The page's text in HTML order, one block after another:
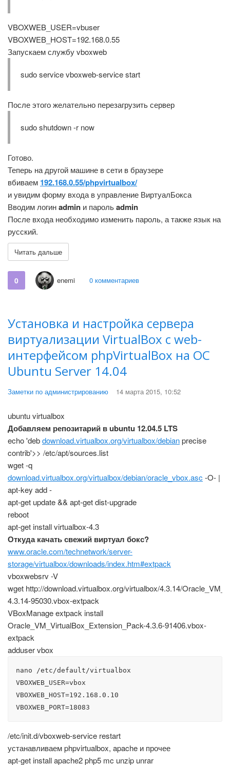
VBOXWEB_USER=vbuser
VBOXWEB_HOST=192.168.0.55
Запускаем службу vboxweb
sudo service vboxweb-service start
После этого желательно перезагрузить сервер
sudo shutdown -r now
Готово.
Теперь на другой машине в сети в браузере
вбиваем 192.168.0.55/phpvirtualbox/
и увидим форму входа в управление ВиртуалБокса
Вводим логинadmin и парольadmin
После входа необходимо изменить пароль, а также язык на
русский.
Читать дальше
0 enemi 0 комментариев
Установка и настройка сервера
виртуализации VirtualBox c web-
интерфейсом phpVirtualBox на ОС
Ubuntu Server 14.04
Заметки по администрированию 14 марта 2015, 10:52
ubuntu virtualbox
Добавляем репозитарий в ubuntu 12.04.5 LTS
echo 'debdownload.virtualbox.org/virtualbox/debianprecise
contrib'>> /etc/apt/sources.list
wget -q
download.virtualbox.org/virtualbox/debian/oracle_vbox.asc -O- |
apt-key add -
apt-get update && apt-get dist-upgrade
reboot
apt-get install virtualbox-4.3
Откуда качать свежий виртуал бокс?
www.oracle.com/technetwork/server-
storage/virtualbox/downloads/index.htm#extpack
vboxwebsrv -V
wget http://download.virtualbox.org/virtualbox/4.3.14/
4.3.14-95030.vbox-extpack
VBoxManage extpack install
Oracle_VM_VirtualBox_Extension_Pack-4.3.6-91406.vbox-
extpack
adduser vbox
nano /etc/default/virtualbox
VBOXWEB_USER=vbox
VBOXWEB_HOST=192.168.0.10
/etc/init.d/vboxweb-service restart
устанавливаем phpvirtualbox, apache и прочее
apt-get install apache2 php5 mc unzip unrar